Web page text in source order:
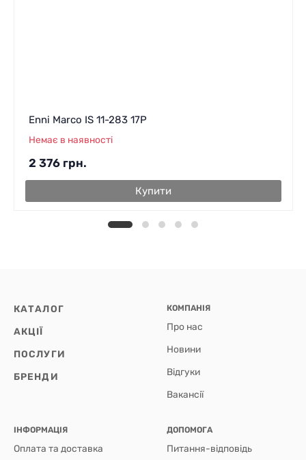
Enni Marco IS 11-283 17P
Немає в наявності
2 376 грн.
Купити
КАТАЛОГ
АКЦІЇ
ПОСЛУГИ
БРЕНДИ
КОМПАНІЯ
Про нас
Новини
Відгуки
Вакансії
ІНФОРМАЦІЯ
Оплата та доставка
ДОПОМОГА
Питання-відповідь